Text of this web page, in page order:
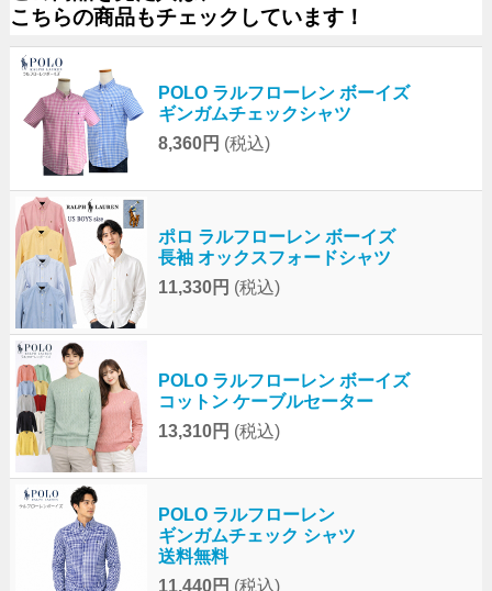
こちらの商品もチェックしています！
POLO ラルフローレン ボーイズ
ギンガムチェックシャツ
8,360円 (税込)
ポロ ラルフローレン ボーイズ
長袖 オックスフォードシャツ
11,330円 (税込)
POLO ラルフローレン ボーイズ
コットン ケーブルセーター
13,310円 (税込)
POLO ラルフローレン
ギンガムチェック シャツ
送料無料
11,440円 (税込)